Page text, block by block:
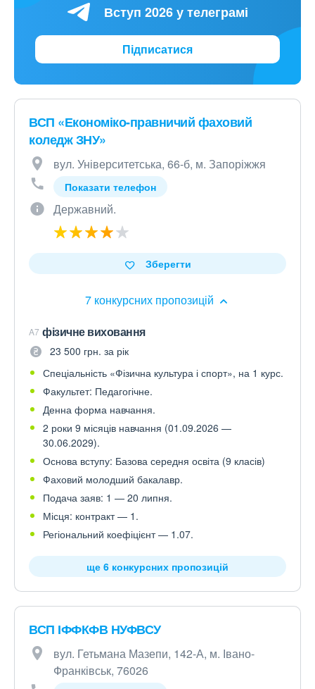
Вступ 2026 у телеграмі
Підписатися
ВСП «Економіко-правничий фаховий
коледж ЗНУ»
вул. Університетська, 66-б, м. Запоріжжя
Показати телефон
Державний.
7 конкурсних пропозицій
Зберегти
A7 фізичне виховання
23 500 грн. за рік
Спеціальність «Фізична культура і спорт», на 1 курс.
Факультет: Педагогічне.
Денна форма навчання.
2 роки 9 місяців навчання (01.09.2026 —
30.06.2029).
Основа вступу: Базова середня освіта (9 класів)
Фаховий молодший бакалавр.
Подача заяв: 1 — 20 липня.
Місця: контракт — 1.
Регіональний коефіцієнт — 1.07.
ще 6 конкурсних пропозицій
ВСП ІФФКФВ НУФВСУ
вул. Гетьмана Мазепи, 142-А, м. Івано-
Франківськ, 76026